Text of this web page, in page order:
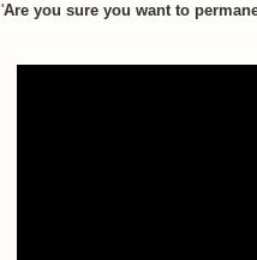
'Are you sure you want to